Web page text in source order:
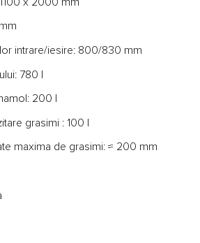
intrare/iesire: 800/830 mm
780 l
200 l
grasimi : 100 l
maxima de grasimi: ≈ 200 mm